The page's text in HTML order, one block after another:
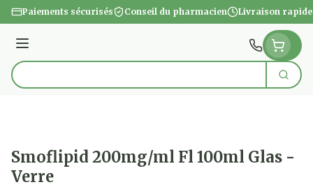
Aller au contenu
Paiements sécurisés Conseil du pharmacien Livraison rapide
Menu
Rechercher
Smoflipid 200mg/ml Fl 100ml Glas -
Verre